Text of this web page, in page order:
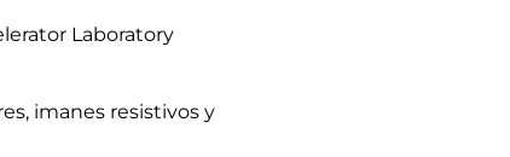
Laboratory
imanes resistivos y